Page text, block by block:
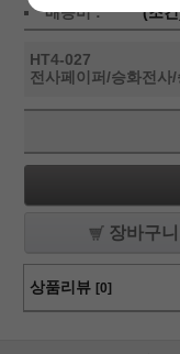
배송비 :
(조
HT4-027
전사페이퍼/승화전사
장바구니
상품리뷰 [0]